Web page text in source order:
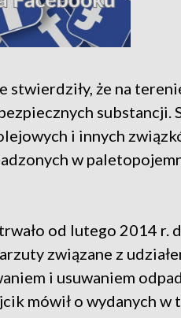
stwierdziły, że na
substancji.
i innych
w
od lutego 2014 r.
związane z
i usuwaniem
mówił o wydanych w